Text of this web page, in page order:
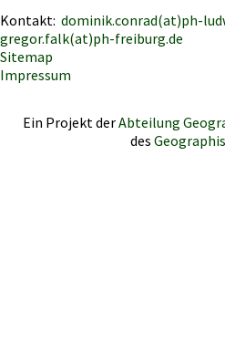
Kontakt: dominik.conrad(at)ph-
gregor.falk(at)ph-freiburg.de
Sitemap
Impressum
Ein Projekt derAbteilung
des